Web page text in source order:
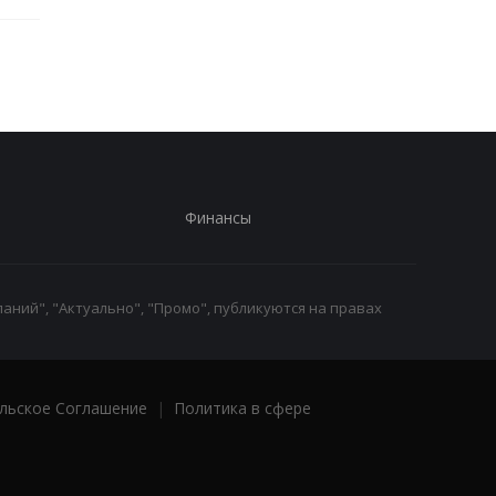
Финансы
"Актуально", "Промо", публикуются на правах
Соглашение |
Политика в сфере